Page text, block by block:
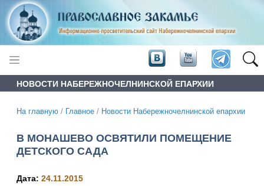
НОВОСТИ НАБЕРЕЖНОЧЕЛНИНСКОЙ ЕПАРХИИ
На главную / Главное / Новости Набережночелнинской епархии
В МОНАШЕВО ОСВЯТИЛИ ПОМЕЩЕНИЕ
ДЕТСКОГО САДА
Дата: 24.11.2015